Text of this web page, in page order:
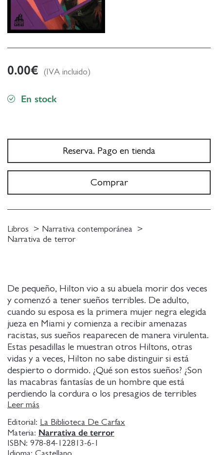
De pequeño, Hilton vio a su abuela morir dos veces
y comenzó a tener sueños terribles. De adulto,
cuando su esposa es la primera mujer negra elegida
jueza en Miami y comienza a recibir amenazas
racistas, sus sueños reaparecen de manera virulenta.
Estas pesadillas le muestran otros Hiltons, otras
vidas y a veces, Hilton no sabe distinguir si está
despierto o dormido. ¿Qué son estos sueños? ¿Son
las macabras fantasías de un hombre que está
perdiendo la cordura o los presagios de terribles
sucesos por venir?
Leer más
Editorial:
La Biblioteca De Carfax
Materia: Narrativa de terror
ISBN: 978-84-122813-6-1
0.00€ (IVA incluido)
En stock
Reserva. Pago en tienda
Comprar
Libros
Narrativa contemporánea
Narrativa de terror